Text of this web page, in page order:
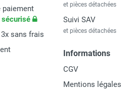
paiement
sans frais
et pièces détachées
Suivi SAV
et pièces détachées
Informations
CGV
Mentions légales